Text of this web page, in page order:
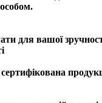
для вашої